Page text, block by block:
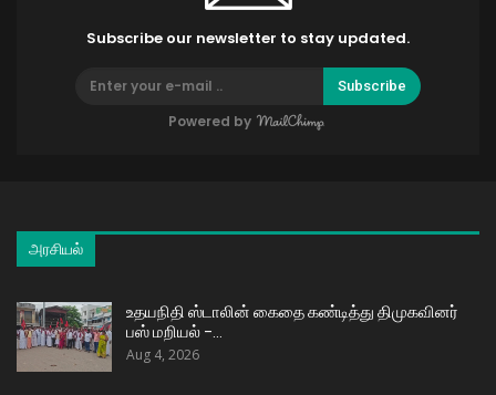
Subscribe our newsletter to stay updated.
Subscribe
Powered by
அரசியல்
உதயநிதி ஸ்டாலின் கைதை கண்டித்து திமுகவினர்
பஸ் மறியல் –…
Aug 4, 2026